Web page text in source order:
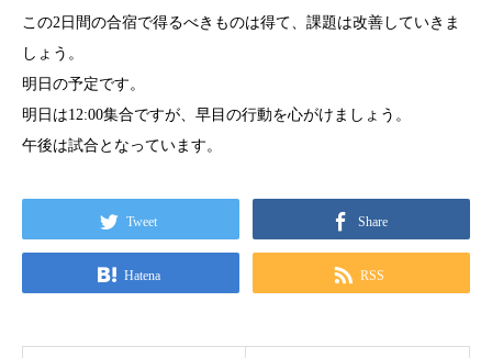
この2日間の合宿で得るべきものは得て、課題は改善していきま
しょう。
明日の予定です。
明日は12:00集合ですが、早目の行動を心がけましょう。
午後は試合となっています。
Tweet Share
Hatena RSS